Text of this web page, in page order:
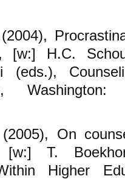
[w:] H.C.
(eds.),
Washington:
On
[w:] T.
Higher